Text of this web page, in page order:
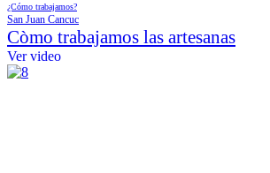
¿Cómo trabajamos?
San Juan Cancuc
Còmo trabajamos las artesanas
Ver video